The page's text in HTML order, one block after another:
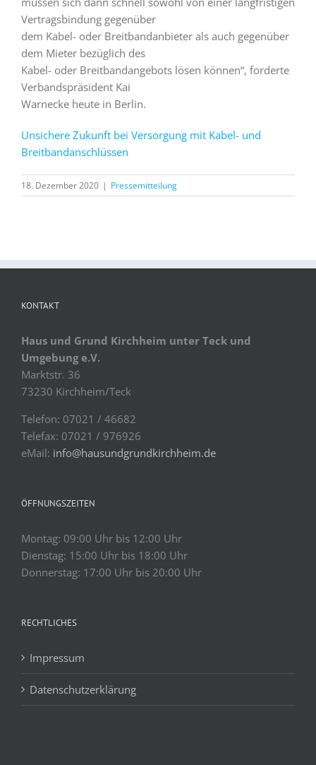
Vertragsbindung gegenüber
dem Kabel- oder Breitbandanbieter als auch gegenüber
dem Mieter bezüglich des
Kabel- oder Breitbandangebots lösen können“, forderte
Verbandspräsident Kai
Warnecke heute in Berlin.
Unsichere Zukunft bei Versorgung mit Kabel- und
Breitbandanschlüssen
18. Dezember 2020 | Pressemitteilung
KONTAKT
Haus und Grund Kirchheim unter Teck und
Umgebung e.V.
Marktstr. 36
73230 Kirchheim/Teck
Telefon: 07021 / 46682
Telefax: 07021 / 976926
eMail: info@hausundgrundkirchheim.de
ÖFFNUNGSZEITEN
Montag: 09:00 Uhr bis 12:00 Uhr
Dienstag: 15:00 Uhr bis 18:00 Uhr
Donnerstag: 17:00 Uhr bis 20:00 Uhr
RECHTLICHES
Impressum
Datenschutzerklärung